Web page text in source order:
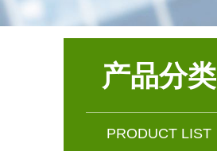
产品分类
PRODUCT LIST